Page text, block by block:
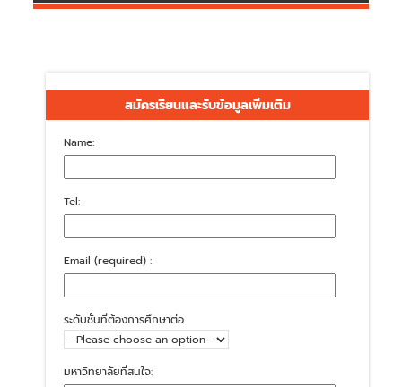
สมัครเรียนและรับข้อมูลเพิ่มเติม
Name:
Tel:
Email (required) :
ระดับชั้นที่ต้องการศึกษาต่อ
มหาวิทยาลัยที่สนใจ: